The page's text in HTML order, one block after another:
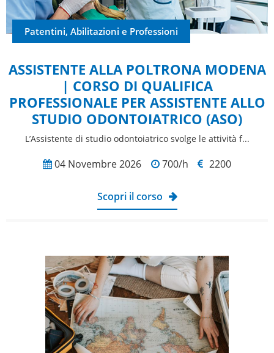
Patentini, Abilitazioni e Professioni
ASSISTENTE ALLA POLTRONA MODENA
| CORSO DI QUALIFICA
PROFESSIONALE PER ASSISTENTE ALLO
STUDIO ODONTOIATRICO (ASO)
L’Assistente di studio odontoiatrico svolge le attività f...
04 Novembre 2026 700/h 2200
Scopri il corso